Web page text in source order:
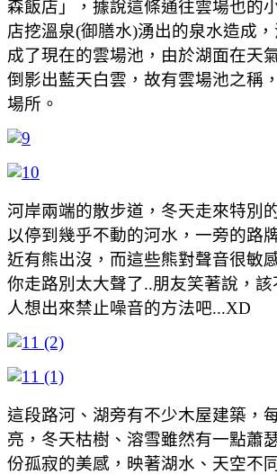
森飯店」，據說這條通往雲場也的
店挖溫泉(御膳水)湧出的泉水造成
成了現在的雲場池，由於湖面在天
倒影出藍天白雲，故有雲場池之稱
場所。
河岸兩端的散步道，冬天走來特別
以停到幾乎不動的河水，一旁的路
近有熊出沒，而這些熊對聲音很敏
你走路別太大聲了..朋友笑著說，
人想出來禁止噪音的方法吧...XD
這段路河、湖旁有不少木屋建築，
亮，冬天枯樹、溶雪雖然有一點蕭
份孤寂的美感，映著湖水、天空不